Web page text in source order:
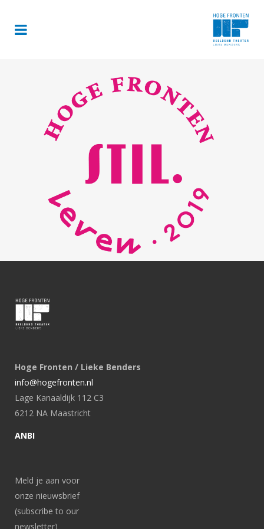
Hoge Fronten / Lieke Benders
info@hogefronten.nl
Lage Kanaaldijk 112 C3
6212 NA Maastricht
ANBI
Meld je aan voor
onze nieuwsbrief
(subscribe to our
newsletter)